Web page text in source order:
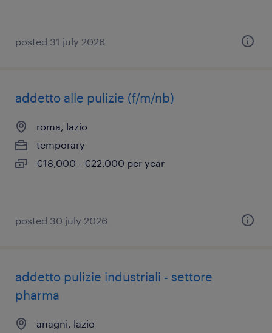
posted 31 july 2026
addetto alle pulizie (f/m/nb)
roma, lazio
temporary
€18,000 - €22,000 per year
posted 30 july 2026
addetto pulizie industriali - settore
pharma
anagni, lazio